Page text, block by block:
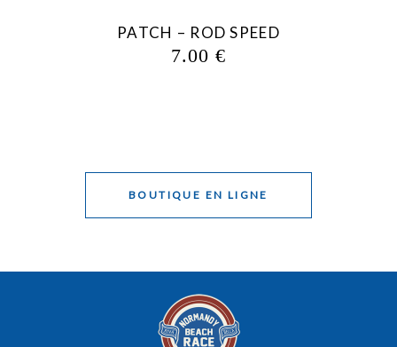
PATCH – ROD SPEED
7.00€
BOUTIQUE EN LIGNE